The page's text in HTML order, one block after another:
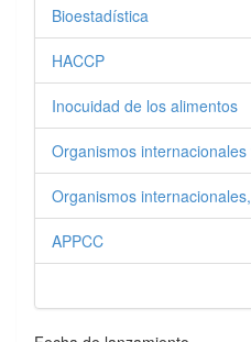
Bioestadística
HACCP
Inocuidad de los alimentos
Organismos internacionales
Organismos
APPCC